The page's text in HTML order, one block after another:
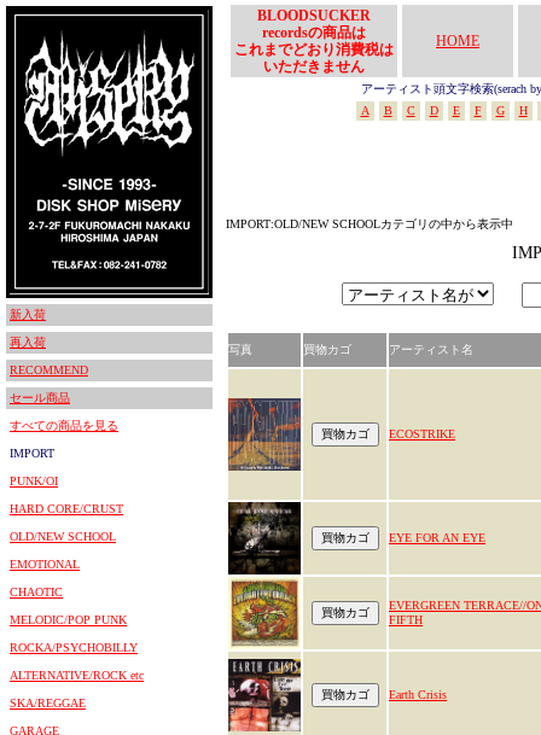
新入荷
再入荷
RECOMMEND
セール商品
すべての商品を見る
IMPORT
PUNK/OI
HARD CORE/CRUST
OLD/NEW SCHOOL
EMOTIONAL
CHAOTIC
MELODIC/POP PUNK
ROCKA/PSYCHOBILLY
ALTERNATIVE/ROCK etc
SKA/REGGAE
GARAGE
BLOODSUCKER
recordsの商品は
これまでどおり消費税は
いただきません
HOME
アーティスト頭文字検索(serach
A
B C D E F G H
IMPORT:OLD/NEW SCHOOLカテゴリの中から表示中
写真 買物カゴ アーティスト名
ECOSTRIKE
EYE FOR AN EYE
EVERGREEN TERRACE//
FIFTH
Earth Crisis